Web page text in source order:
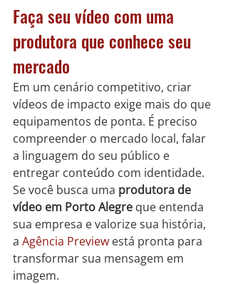
Faça seu vídeo com uma
produtora que conhece seu
mercado
Em um cenário competitivo, criar
vídeos de impacto exige mais do que
equipamentos de ponta. É preciso
compreender o mercado local, falar
a linguagem do seu público e
entregar conteúdo com identidade.
Se você busca uma produtora de
vídeo em Porto Alegre que entenda
sua empresa e valorize sua história,
a Agência Preview está pronta para
transformar sua mensagem em
imagem.